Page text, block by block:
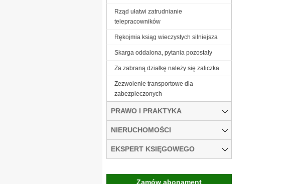
Rząd ułatwi zatrudnianie
telepracowników
Rękojmia ksiąg wieczystych silniejsza
Skarga oddalona, pytania pozostały
Za zabraną działkę należy się zaliczka
Zezwolenie transportowe dla
zabezpieczonych
PRAWO I PRAKTYKA
NIERUCHOMOŚCI
EKSPERT KSIĘGOWEGO
Zamów abonament